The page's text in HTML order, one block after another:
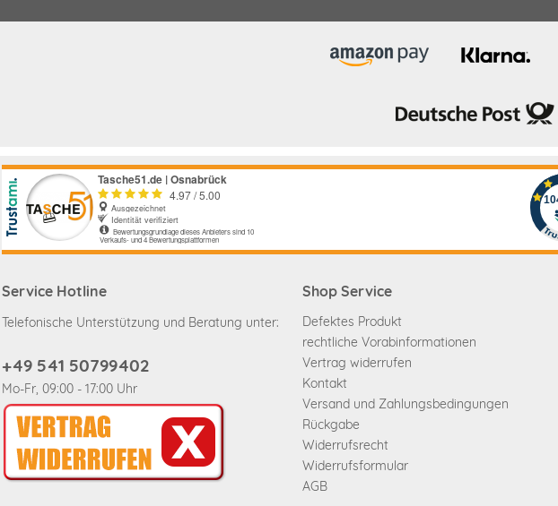
Service Hotline
Telefonische Unterstützung und Beratung unter:
+49 541 50799402
Mo-Fr, 09:00 - 17:00 Uhr
Shop Service
Defektes Produkt
rechtliche Vorabinformationen
Vertrag widerrufen
Kontakt
Versand und Zahlungsbedingungen
Rückgabe
Widerrufsrecht
Widerrufsformular
AGB